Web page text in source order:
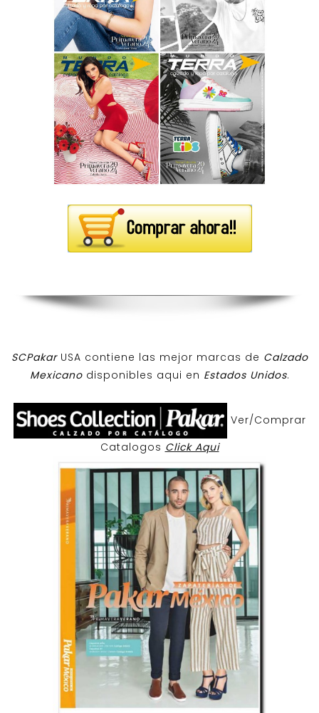
SCPakar USA contiene las mejor marcas de Calzado
Mexicanodisponibles aqui en Estados Unidos.
Ver/Comprar
Catalogos Click Aqui